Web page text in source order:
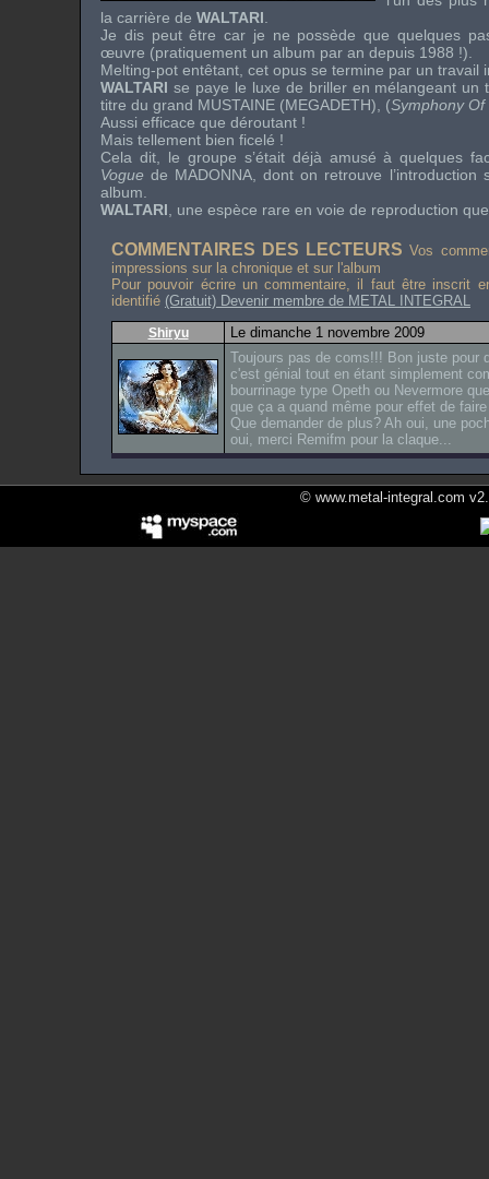
la carrière de WALTARI
Je dis peut être car je ne possède que quelques
œuvre (pratiquement un album par an depuis 1988 !).
Melting-pot entêtant, cet opus se termine par un travail
WALTARI se paye le luxe de briller en mélangeant un
titre du grand MUSTAINE (MEGADETH), (Symphony
Aussi efficace que déroutant !
Mais tellement bien ficelé !
Cela dit, le groupe s’était déjà amusé à quelques
Vogue de MADONNA , dont on retrouve
album.
WALTARI , une espèce rare en voie de reproduction
COMMENTAIRES DES LECTEURS Vos
impressions sur la chronique et sur l'album
Pour pouvoir écrire un commentaire, il faut être inscrit
identifié (Gratuit) Devenir membre de METAL INTEGRAL
Shiryu
Le dimanche 1 novembre 2009
Toujours pas de coms!!! Bon juste pour
c'est génial tout en étant simplement
bourrinage type Opeth ou Nevermore
que ça a quand même pour effet de
Que demander de plus? Ah oui, une
oui, merci Remifm pour la claque...
© www.metal-integral.com